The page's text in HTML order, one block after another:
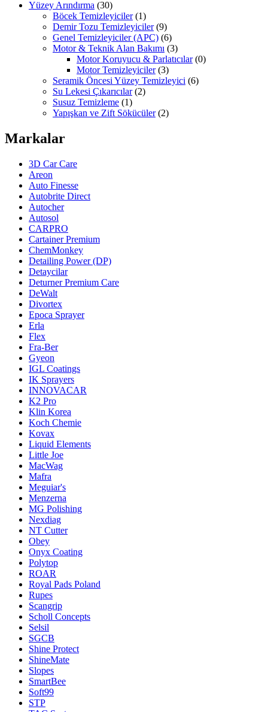
Yüzey Arındırma (30)
Böcek Temizleyiciler (1)
Demir Tozu Temizleyiciler (9)
Genel Temizleyiciler (APC) (6)
Motor & Teknik Alan Bakımı (3)
Motor Koruyucu & Parlatıcılar (0)
Motor Temizleyiciler (3)
Seramik Öncesi Yüzey Temizleyici (6)
Su Lekesi Çıkarıcılar (2)
Susuz Temizleme (1)
Yapışkan ve Zift Sökücüler (2)
Markalar
3D Car Care
Areon
Auto Finesse
Autobrite Direct
Autocher
Autosol
CARPRO
Cartainer Premium
ChemMonkey
Detailing Power (DP)
Detaycilar
Deturner Premium Care
DeWalt
Divortex
Epoca Sprayer
Erla
Flex
Fra-Ber
Gyeon
IGL Coatings
IK Sprayers
INNOVACAR
K2 Pro
Klin Korea
Koch Chemie
Kovax
Liquid Elements
Little Joe
MacWag
Mafra
Meguiar's
Menzerna
MG Polishing
Nexdiag
NT Cutter
Obey
Onyx Coating
Polytop
ROAR
Royal Pads Poland
Rupes
Scangrip
Scholl Concepts
Selsil
SGCB
Shine Protect
ShineMate
Slopes
SmartBee
Soft99
STP